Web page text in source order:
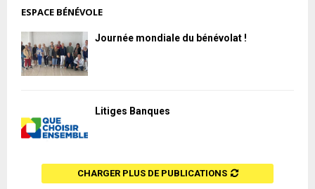
ESPACE BÉNÉVOLE
Journée mondiale du bénévolat !
Litiges Banques
CHARGER PLUS DE PUBLICATIONS